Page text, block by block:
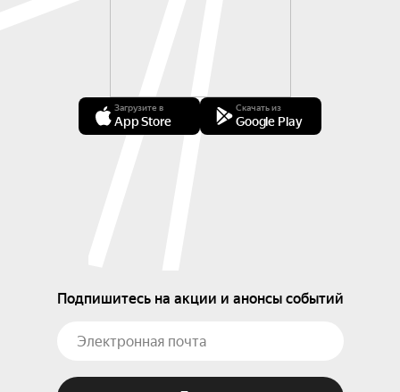
Загрузите в
App Store
Скачать из
Google Play
Подпишитесь на акции и анонсы событий